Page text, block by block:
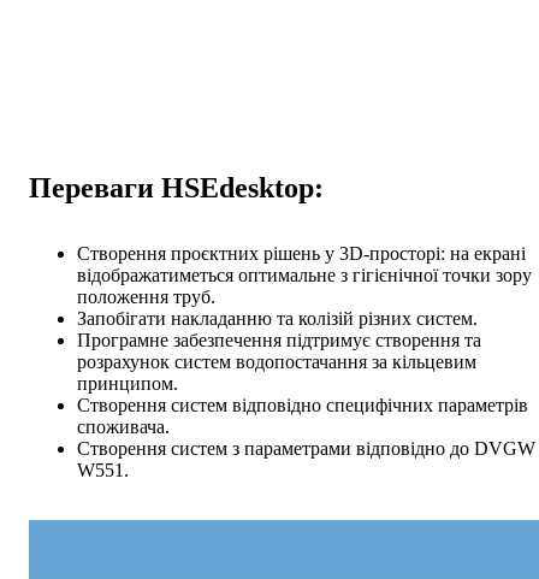
Переваги HSEdesktop:
Створення проєктних рішень у 3D-просторі: на екрані
відображатиметься оптимальне з гігієнічної точки зору
положення труб.
Запобігати накладанню та колізій різних систем.
Програмне забезпечення підтримує створення та
розрахунок систем водопостачання за кільцевим
принципом.
Створення систем відповідно специфічних параметрів
споживача.
Створення систем з параметрами відповідно до DVGW
W551.